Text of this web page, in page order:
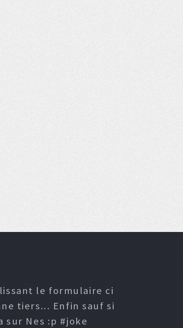
le formulaire ci
tiers... Enfin sauf si
sur Nes :p #joke